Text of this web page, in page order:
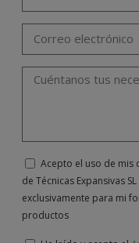
Acepto el uso de mis
de Técnicas Expansivas
exclusivamente para mi
productos